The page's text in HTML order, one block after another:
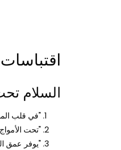
السلام
"في قلب
"تحت
"يوفر عمق